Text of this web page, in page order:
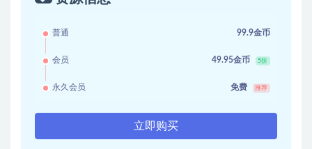
普通 99.9金币
会员 49.95金币 5折
永久会员 免费 推荐
立即购买